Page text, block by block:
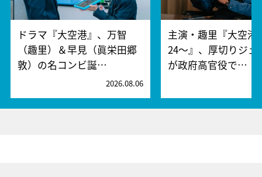
ドラマ『大空港』、万智
（趣里）＆早見（眞栄田郷
敦）の名コンビ誕…
2026.08.06
主演・趣里『大空港
24～』、厚切りジェ
が政府高官役で…